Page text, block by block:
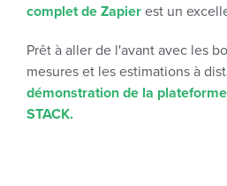
complet de Zapier est un
Prêt à aller de l'avant avec les
mesures et les estimations à
démonstration de la
STACK.